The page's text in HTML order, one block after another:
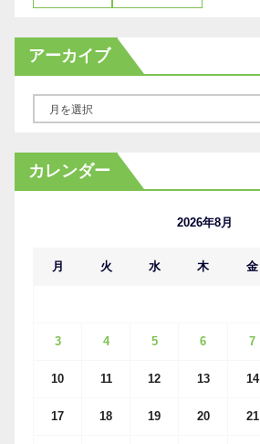
アーカイブ
カ
イ
カレンダー
2026年8月
月 火 水 木 金
3 4 5 6 7
10 11 12 13 14
17 18 19 20 21